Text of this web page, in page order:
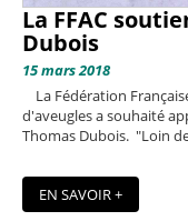
La FFAC
Dubois
15 mars 2018
La Fédération
d'aveugles a souhaité
Thomas Dubois. "Loin
EN SAVOIR +